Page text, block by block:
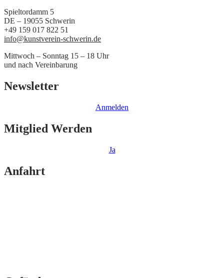
Spieltordamm 5
DE – 19055 Schwerin
+49 159 017 822 51
info@kunstverein-schwerin.de
Mittwoch – Sonntag 15 – 18 Uhr
und nach Vereinbarung
Newsletter
Anmelden
Mitglied Werden
Ja
Anfahrt